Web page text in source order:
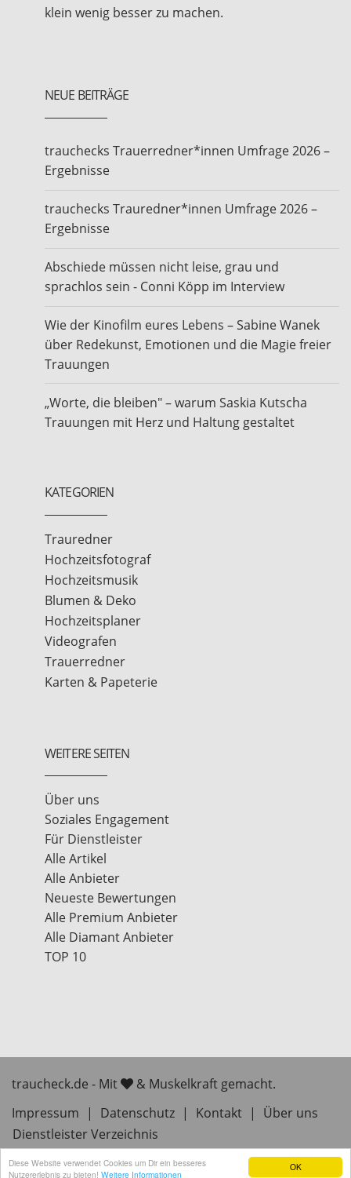
OK
Diese Website verwendet Cookies um Dir ein besseres
Nutzererlebnis zu bieten! Weitere Informationen
klein wenig besser zu machen.
NEUE BEITRÄGE
trauchecks Trauerredner*innen Umfrage 2026 –
Ergebnisse
trauchecks Trauredner*innen Umfrage 2026 –
Ergebnisse
Abschiede müssen nicht leise, grau und
sprachlos sein - Conni Köpp im Interview
Wie der Kinofilm eures Lebens – Sabine Wanek
über Redekunst, Emotionen und die Magie freier
Trauungen
„Worte, die bleiben" – warum Saskia Kutscha
Trauungen mit Herz und Haltung gestaltet
KATEGORIEN
Trauredner
Hochzeitsfotograf
Hochzeitsmusik
Blumen & Deko
Hochzeitsplaner
Videografen
Trauerredner
Karten & Papeterie
WEITERE SEITEN
Über uns
Soziales Engagement
Für Dienstleister
Alle Artikel
Alle Anbieter
Neueste Bewertungen
Alle Premium Anbieter
Alle Diamant Anbieter
TOP 10
traucheck.de - Mit
& Muskelkraft gemacht.
Impressum
| Datenschutz | Kontakt |
Über uns
Dienstleister Verzeichnis